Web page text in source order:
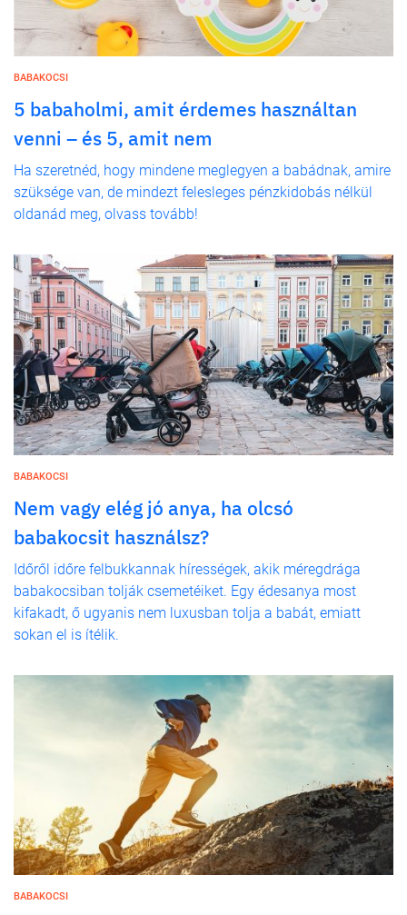
BABAKOCSI
5 babaholmi, amit érdemes használtan
venni – és 5, amit nem
Ha szeretnéd, hogy mindene meglegyen a babádnak, amire
szüksége van, de mindezt felesleges pénzkidobás nélkül
oldanád meg, olvass tovább!
BABAKOCSI
Nem vagy elég jó anya, ha olcsó
babakocsit használsz?
Időről időre felbukkannak hírességek, akik méregdrága
babakocsiban tolják csemetéiket. Egy édesanya most
kifakadt, ő ugyanis nem luxusban tolja a babát, emiatt
sokan el is ítélik.
BABAKOCSI